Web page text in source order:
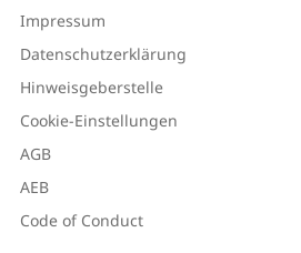
Impressum
Datenschutzerklärung
Hinweisgeberstelle
Cookie-Einstellungen
AGB
AEB
Code of Conduct